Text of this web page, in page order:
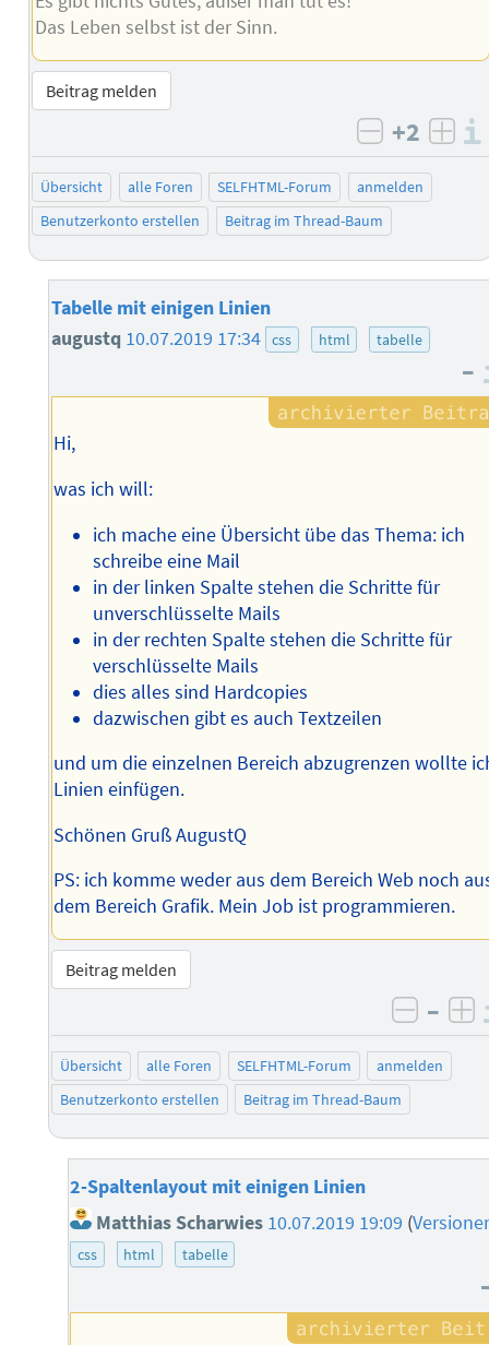
Das Leben selbst ist der Sinn.
Beitrag melden
negativ
+2
Übersicht alle Foren SELFHTML-Forum
anmelden
Benutzerkonto erstellen
Beitrag im Thread-Baum
Tabelle mit einigen Linien
augustq 10.07.2019 17:34 css html tabelle
–
Hi,
was ich will:
ich mache eine Übersicht übe das Thema: ich
schreibe eine Mail
in der linken Spalte stehen die Schritte für
unverschlüsselte Mails
in der rechten Spalte stehen die Schritte für
verschlüsselte Mails
dies alles sind Hardcopies
dazwischen gibt es auch Textzeilen
und um die einzelnen Bereich abzugrenzen wollte
Linien einfügen.
Schönen Gruß AugustQ
PS: ich komme weder aus dem Bereich Web noch
dem Bereich Grafik. Mein Job ist programmieren.
Beitrag melden
–
Übersicht alle Foren SELFHTML-Forum
anmelden
Benutzerkonto erstellen
Beitrag im Thread-Baum
2-Spaltenlayout mit einigen Linien
Matthias Scharwies 10.07.2019 19:09 (
css html tabelle